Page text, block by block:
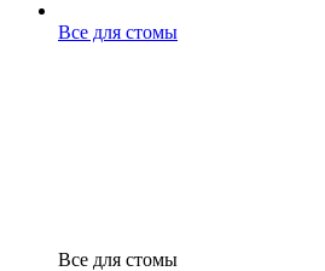
Все для стомы
Все для стомы